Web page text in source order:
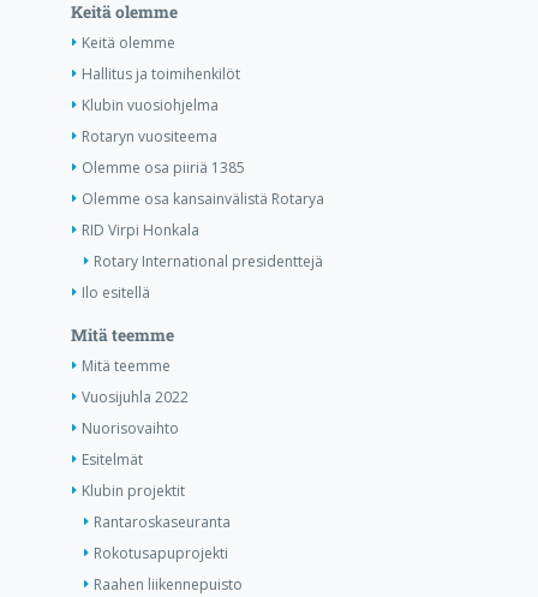
Keitä olemme
Keitä olemme
Hallitus ja toimihenkilöt
Klubin vuosiohjelma
Rotaryn vuositeema
Olemme osa piiriä 1385
Olemme osa kansainvälistä Rotarya
RID Virpi Honkala
Rotary International presidenttejä
Ilo esitellä
Mitä teemme
Mitä teemme
Vuosijuhla 2022
Nuorisovaihto
Esitelmät
Klubin projektit
Rantaroskaseuranta
Rokotusapuprojekti
Raahen liikennepuisto